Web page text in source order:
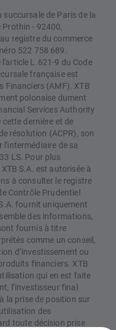
succursale de Paris de la
Prothin - 92400,
registre du commerce
522 758 689.
L.621-9 du Code
française est
Financiers (AMF). XTB
polonaise dument
Services Authority
dernière et de
résolution (ACPR), son
de sa
LS. Pour plus
S.A. est autorisée à
à consulter le registre
Contrôle Prudentiel
fournit uniquement
des informations,
fournis à titre
comme un conseil,
d’investissement ou
financiers. XTB
qui en est faite
l’investisseur final
la prise de position sur
des
toute décision prise